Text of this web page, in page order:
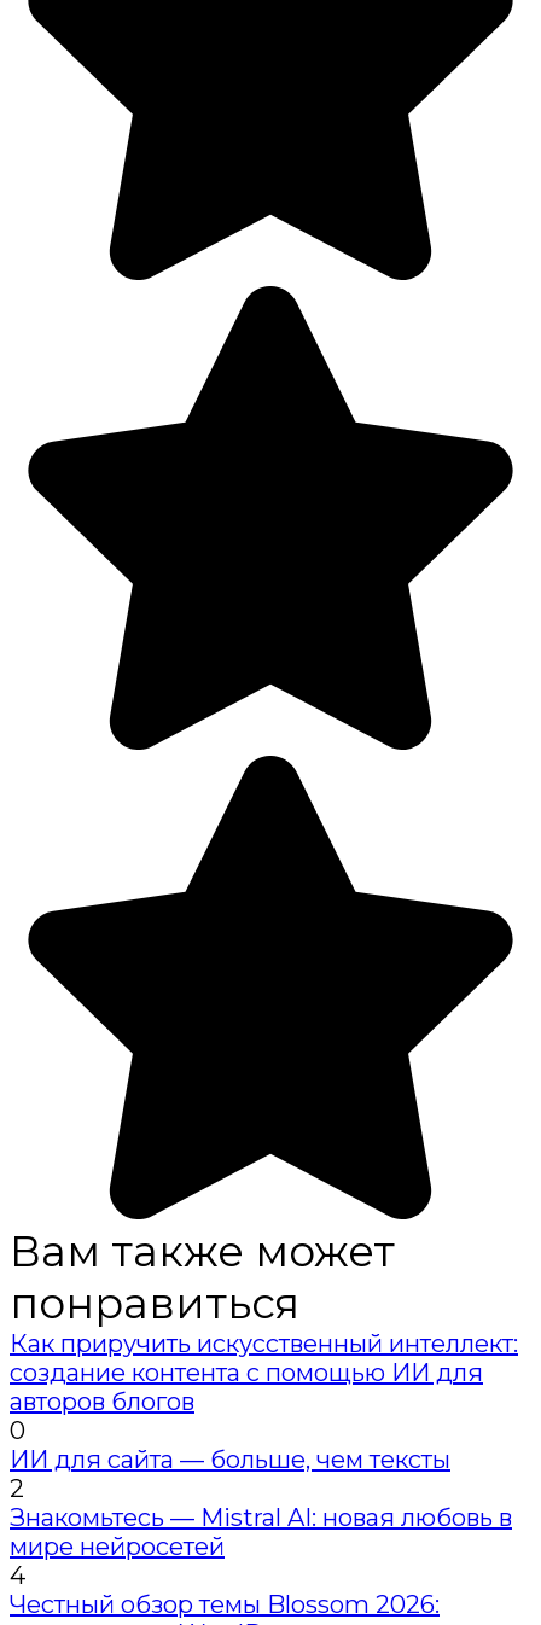
Вам также может
понравиться
Как приручить искусственный интеллект:
создание контента с помощью ИИ для
авторов блогов
0
ИИ для сайта — больше, чем тексты
2
Знакомьтесь — Mistral AI: новая любовь в
мире нейросетей
4
Честный обзор темы Blossom 2026: